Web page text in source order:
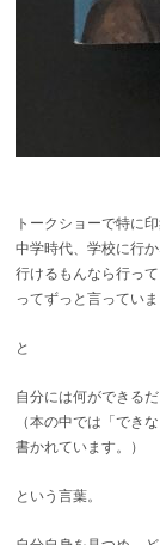
トークショーで特に
中学時代、学校に行
行けるもんなら行って
ってずっと言っていま
と
自分には何ができる
（本の中では「でき
書かれています。）
という言葉。